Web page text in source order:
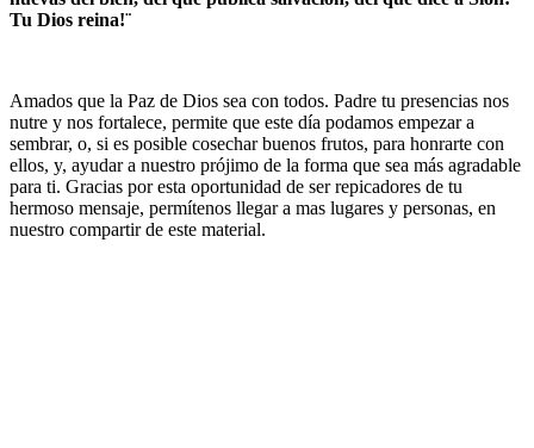
Tu Dios reina!¨
Amados que la Paz de Dios sea con todos. Padre tu presencias nos
nutre y nos fortalece, permite que este día podamos empezar a
sembrar, o, si es posible cosechar buenos frutos, para honrarte con
ellos, y, ayudar a nuestro prójimo de la forma que sea más agradable
para ti. Gracias por esta oportunidad de ser repicadores de tu
hermoso mensaje, permítenos llegar a mas lugares y personas, en
nuestro compartir de este material.